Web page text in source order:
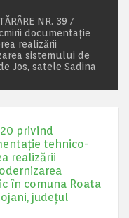
NR. 39 /
documentaţie
realizării
sistemului de
Jos, satele Sadina
privind
tehnico-
realizării
în comuna Roata
județul